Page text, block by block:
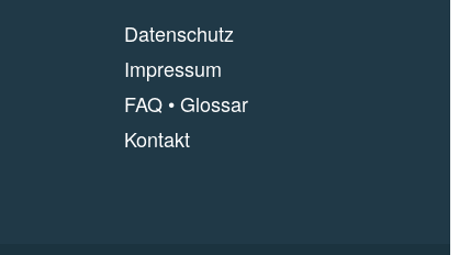
Datenschutz
Impressum
FAQ•Glossar
Kontakt